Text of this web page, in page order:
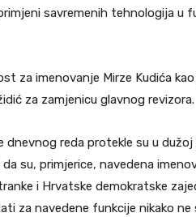
savremenih tehnologija u
za imenovanje Mirze Kudića
za zamjenicu glavnog revizora.
dnevnog reda protekle su u
su, primjerice, navedena
i Hrvatske demokratske
za navedene funkcije nikako